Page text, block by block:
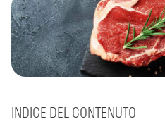
INDICE DEL CONTENUTO